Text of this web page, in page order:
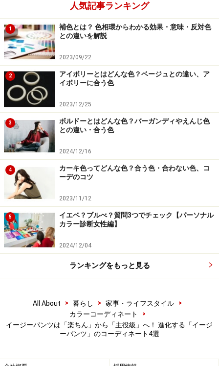
色をベースに、柄やデザインで遊び心をプラスした配色
バランスが絶妙です。
トップスは、フロントに大きめのフリルがあしらわれた
デニムシャツ。色は爽やかでカジュアルなデニムブルー
なので、甘さが程よく引き算され、大人っぽくクリーン
な着こなしに導いています。
ボトムスは、白ドットがちりばめられたブラックのイー
ジーパンツ。上下ともに無地にするよりも、ボトムスに
柄が入ることで、コーディネート全体にリズムと華やか
さが生まれます。ドットのベースがブラックなので、ポ
ップになりすぎず上品に。
生成り色：3D刺しゅうのイージーパンツ
出典：WEAR
このコーディネートは、夏の上質素材のホワイトワント
ーンコーディネート。単調にならないように、ブラウス
のシアー素材が持つ透け感・光の揺らぎ、パンツのクリ
しゅうというように、素材の差異でメリハリを出してい
るのがポイントです。
い奥行きを生んでいます。真っ白ではなく生成り寄りの
人気記事ランキング
1
補色とは？ 色相環からわかる効果・意味・反対色
との違いを解説
2023/09/22
2
アイボリーとはどんな色？ベージュとの違い、ア
イボリーに合う色
2023/12/25
3
ボルドーとはどんな色？バーガンディやえんじ色
との違い・合う色
2024/12/16
4
カーキ色ってどんな色？合う色・合わない色、コ
ーデのコツ
2023/11/12
5
イエベ？ブルべ？質問3つでチェック【パーソナル
カラー診断女性編】
2024/12/04
ランキングをもっと見る
All About > 暮らし > 家事・ライフスタイル
>
カラーコーディネート
>
イージーパンツは「楽ちん」から「主役級」へ！ 進化する「イージ
ーパンツ」のコーディネート4選